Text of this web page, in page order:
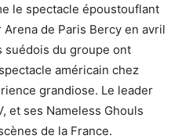
le spectacle époustouflant
Arena de Paris Bercy en avril
suédois du groupe ont
américain chez
grandiose. Le leader
et ses Nameless Ghouls
de la France.